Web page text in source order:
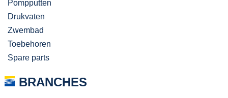
Pompputten
Drukvaten
Zwembad
Toebehoren
Spare parts
BRANCHES